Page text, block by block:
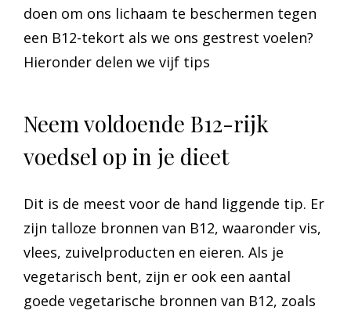
doen om ons lichaam te beschermen tegen
een B12-tekort als we ons gestrest voelen?
Hieronder delen we vijf tips
Neem voldoende B12-rijk
voedsel op in je dieet
Dit is de meest voor de hand liggende tip. Er
zijn talloze bronnen van B12, waaronder vis,
vlees, zuivelproducten en eieren. Als je
vegetarisch bent, zijn er ook een aantal
goede vegetarische bronnen van B12, zoals